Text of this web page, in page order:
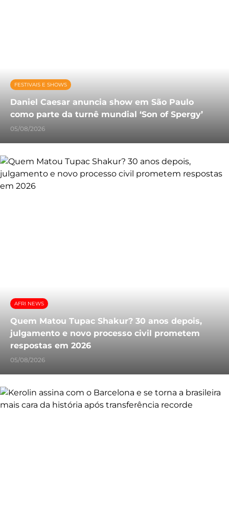
FESTIVAIS E SHOWS
Daniel Caesar anuncia show em São Paulo
como parte da turnê mundial ‘Son of Spergy’
05/08/2026
AFRI NEWS
Quem Matou Tupac Shakur? 30 anos depois,
julgamento e novo processo civil prometem
respostas em 2026
05/08/2026